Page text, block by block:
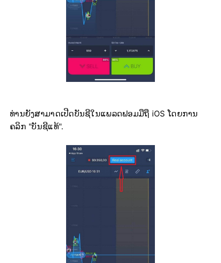
ທ່ານຍັງສາມາດເປີດບັນຊີໃນແພລດຟອມມືຖື iOS ໂດຍການ
ຄລິກ "ບັນຊີແທ້".